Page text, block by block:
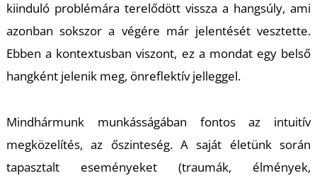
kiinduló problémára terelődött vissza a hangsúly, ami
azonban sokszor a végére már jelentését vesztette.
Ebben a kontextusban viszont, ez a mondat egy belső
hangként jelenik meg, önreflektív jelleggel.
Mindhármunk munkásságában fontos az intuitív
megközelítés, az őszinteség. A saját életünk során
tapasztalt eseményeket (traumák, élmények,